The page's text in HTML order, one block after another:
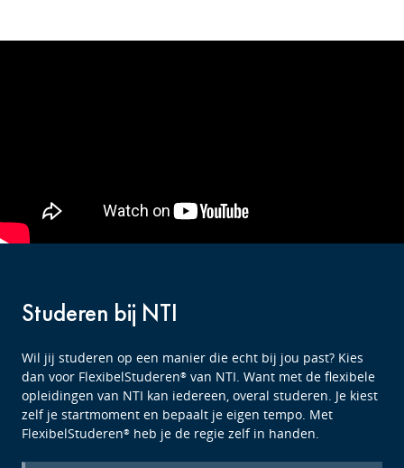
Studeren bij NTI
Wil jij studeren op een manier die echt bij jou past? Kies
dan voor FlexibelStuderen® van NTI. Want met de flexibele
opleidingen van NTI kan iedereen, overal studeren. Je kiest
zelf je startmoment en bepaalt je eigen tempo. Met
FlexibelStuderen® heb je de regie zelf in handen.